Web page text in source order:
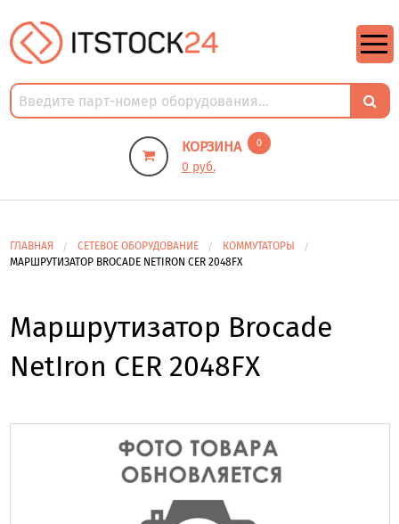
КОРЗИНА 0
0 руб.
ГЛАВНАЯ СЕТЕВОЕ ОБОРУДОВАНИЕ
КОММУТАТОРЫ
МАРШРУТИЗАТОР BROCADE NETIRON CER 2048FX
Маршрутизатор Brocade
NetIron CER 2048FX